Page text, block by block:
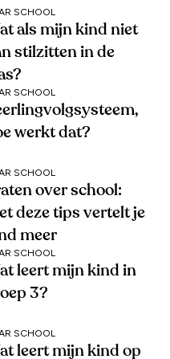
SCHOOL
als mijn kind niet
stilzitten in de
SCHOOL
werkt dat?
SCHOOL
over school:
deze tips vertelt je
meer
SCHOOL
leert mijn kind in
3?
SCHOOL
leert mijn kind op